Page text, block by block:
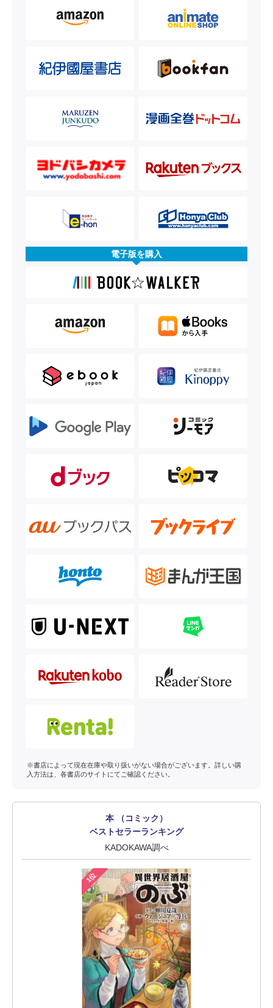
電子版を購入
※書店によって現在在庫や取り扱いがない場合がございます。詳しい購
入方法は、各書店のサイトにてご確認ください。
本 （コミック）
ベストセラーランキング
KADOKAWA調べ
1位